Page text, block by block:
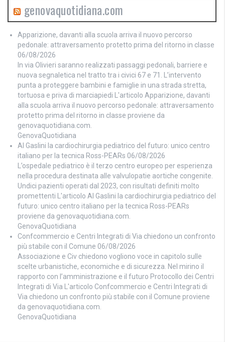
genovaquotidiana.com
Apparizione, davanti alla scuola arriva il nuovo percorso
pedonale: attraversamento protetto prima del ritorno in classe
06/08/2026
In via Olivieri saranno realizzati passaggi pedonali, barriere e
nuova segnaletica nel tratto tra i civici 67 e 71. L’intervento
punta a proteggere bambini e famiglie in una strada stretta,
tortuosa e priva di marciapiedi L'articolo Apparizione, davanti
alla scuola arriva il nuovo percorso pedonale: attraversamento
protetto prima del ritorno in classe proviene da
genovaquotidiana.com.
GenovaQuotidiana
Al Gaslini la cardiochirurgia pediatrico del futuro: unico centro
italiano per la tecnica Ross-PEARs 06/08/2026
L’ospedale pediatrico è il terzo centro europeo per esperienza
nella procedura destinata alle valvulopatie aortiche congenite.
Undici pazienti operati dal 2023, con risultati definiti molto
promettenti L'articolo Al Gaslini la cardiochirurgia pediatrico del
futuro: unico centro italiano per la tecnica Ross-PEARs
proviene da genovaquotidiana.com.
GenovaQuotidiana
Confcommercio e Centri Integrati di Via chiedono un confronto
più stabile con il Comune 06/08/2026
Associazione e Civ chiedono vogliono voce in capitolo sulle
scelte urbanistiche, economiche e di sicurezza. Nel mirino il
rapporto con l’amministrazione e il futuro Protocollo dei Centri
Integrati di Via L'articolo Confcommercio e Centri Integrati di
Via chiedono un confronto più stabile con il Comune proviene
da genovaquotidiana.com.
GenovaQuotidiana